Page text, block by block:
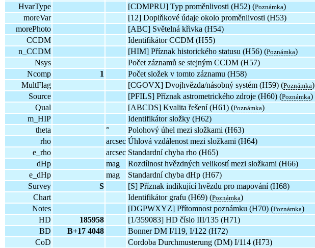
HvarType
[CDMPRU] Typ proměnlivosti (H52) (Poznámka)
moreVar
[12] Doplňkové údaje okolo proměnlivosti (H53)
morePhoto
[ABC] Světelná křivka (H54)
CCDM
Identifikátor CCDM (H55)
n_CCDM
[HIM] Příznak historického statusu (H56) (Poznámka)
Nsys
Počet záznamů se stejným CCDM (H57)
Ncomp
1
Počet složek v tomto záznamu (H58)
MultFlag
[CGOVX] Dvojhvězda/násobný systém (H59) (Poznámka)
Source
[PFILS] Příznak astrometrického zdroje (H60) (Poznámka)
Qual
[ABCDS] Kvalita řešení (H61) (Poznámka)
m_HIP
Identifikátor složky (H62)
theta
°
Polohový úhel mezi složkami (H63)
rho
arcsec Úhlová vzdálenost mezi složkami (H64)
e_rho
arcsec Standardní chyba rho (H65)
dHp
mag
Rozdílnost hvězdných velikostí mezi složkami (H66)
e_dHp
mag
Standardní chyba dHp (H67)
Survey
S
[S] Příznak indikující hvězdu pro mapování (H68)
Chart
Identifikátor grafu (H69) (Poznámka)
Notes
[DGPWXYZ] Přítomnost poznámku (H70) (Poznámka)
HD
185958
[1/359083] HD číslo III/135 (H71)
BD
B+17 4048
Bonner DM I/119, I/122 (H72)
CoD
Cordoba Durchmusterung (DM) I/114 (H73)